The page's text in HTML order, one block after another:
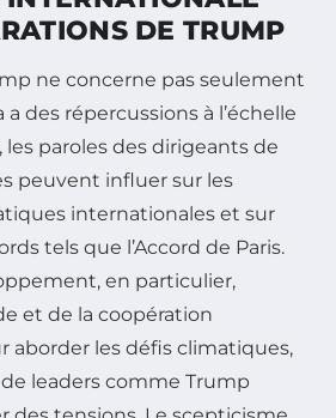
DE TRUMP
ne concerne pas seulement
a des répercussions à l’échelle
paroles des dirigeants de
peuvent influer sur les
internationales et sur
tels que l’Accord de Paris.
en particulier,
et de la coopération
aborder les défis climatiques,
leaders comme Trump